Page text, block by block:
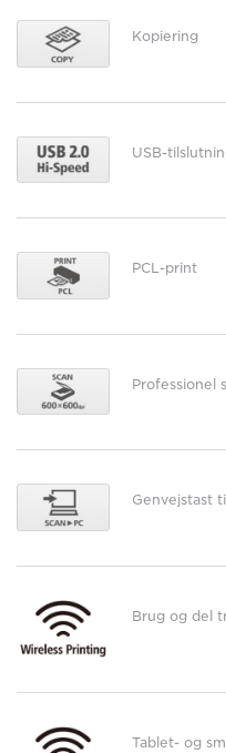
Kopiering
USB-
PCL-print
Professionel
Genvejstast
Brug og del
Tablet- og